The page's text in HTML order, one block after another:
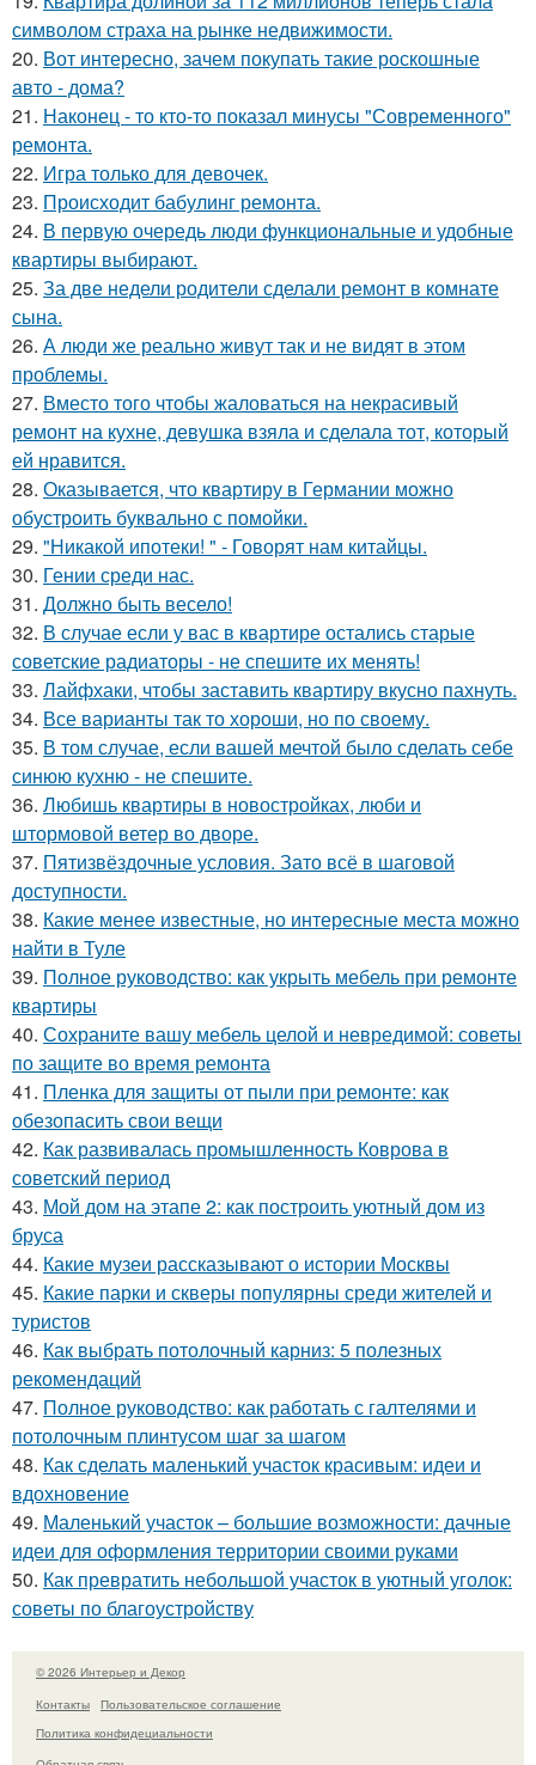
символом страха на рынке недвижимости.
20. Вот интересно, зачем покупать такие роскошные
авто - дома?
21. Наконец - то кто-то показал минусы "Современного"
ремонта.
22. Игра только для девочек.
23. Происходит бабулинг ремонта.
24. В первую очередь люди функциональные и удобные
квартиры выбирают.
25. За две недели родители сделали ремонт в комнате
сына.
26. А люди же реально живут так и не видят в этом
проблемы.
27. Вместо того чтобы жаловаться на некрасивый
ремонт на кухне, девушка взяла и сделала тот, который
ей нравится.
28. Оказывается, что квартиру в Германии можно
обустроить буквально с помойки.
29. "Никакой ипотеки! " - Говорят нам китайцы.
30. Гении среди нас.
31. Должно быть весело!
32. В случае если у вас в квартире остались старые
советские радиаторы - не спешите их менять!
33. Лайфхаки, чтобы заставить квартиру вкусно пахнуть.
34. Все варианты так то хороши, но по своему.
35. В том случае, если вашей мечтой было сделать себе
синюю кухню - не спешите.
36. Любишь квартиры в новостройках, люби и
штормовой ветер во дворе.
37. Пятизвёздочные условия. Зато всё в шаговой
доступности.
38. Какие менее известные, но интересные места можно
найти в Туле
39. Полное руководство: как укрыть мебель при ремонте
квартиры
40. Сохраните вашу мебель целой и невредимой: советы
по защите во время ремонта
41. Пленка для защиты от пыли при ремонте: как
обезопасить свои вещи
42. Как развивалась промышленность Коврова в
советский период
43. Мой дом на этапе 2: как построить уютный дом из
бруса
44. Какие музеи рассказывают о истории Москвы
45. Какие парки и скверы популярны среди жителей и
туристов
46. Как выбрать потолочный карниз: 5 полезных
рекомендаций
47. Полное руководство: как работать с галтелями и
потолочным плинтусом шаг за шагом
48. Как сделать маленький участок красивым: идеи и
вдохновение
49. Маленький участок – большие возможности: дачные
идеи для оформления территории своими руками
50. Как превратить небольшой участок в уютный уголок:
советы по благоустройству
© 2026 Интерьер и Декор
Контакты
Пользовательское соглашение
Политика конфидециальности